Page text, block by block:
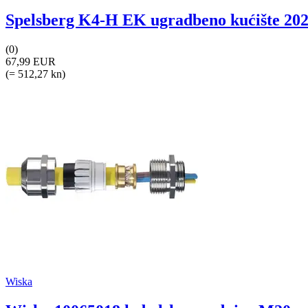
Spelsberg K4-H EK ugradbeno kućište
(0)
67,99 EUR
(= 512,27 kn)
Wiska